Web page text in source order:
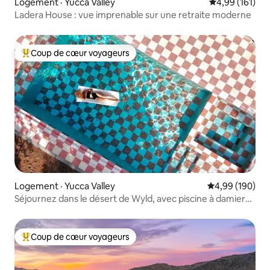
Ladera House : vue imprenable sur une retraite moderne
Coup de cœur voyageurs parmi les plus aimés
Coup de cœur voyageurs
Logement · Yucca Valley Note
4,99 (190)
Séjournez dans le désert de Wyld, avec piscine à damier
Coup de cœur voyageurs parmi les plus aimés
Coup de cœur voyageurs